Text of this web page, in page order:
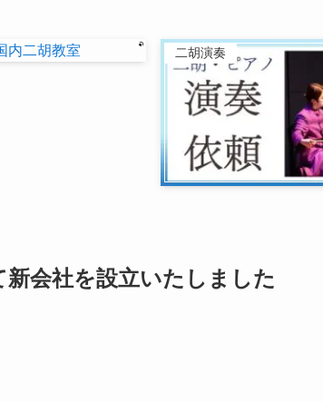
二胡演奏
新会社を設立いたしました